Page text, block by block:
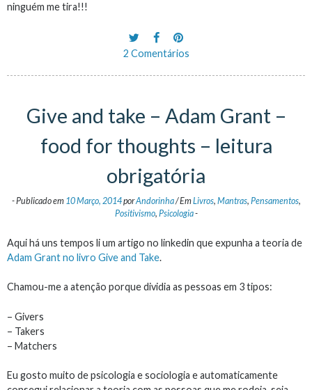
ninguém me tira!!!
2 Comentários
Give and take – Adam Grant –
food for thoughts – leitura
obrigatória
-Publicado em 10 Março, 2014porAndorinha/EmLivros, Mantras, Pensamentos,
Positivismo, Psicologia-
Aqui há uns tempos li um artigo no linkedin que expunha a teoria de
Adam Grant no livro Give and Take.
Chamou-me a atenção porque dividia as pessoas em 3 tipos:
– Givers
– Takers
– Matchers
Eu gosto muito de psicologia e sociologia e automaticamente